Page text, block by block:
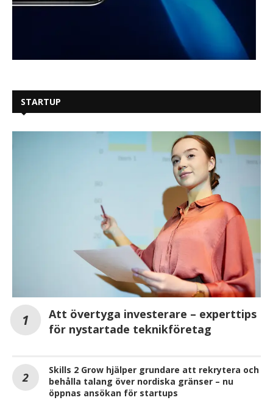
STARTUP
Att övertyga investerare – experttips
för nystartade teknikföretag
Skills 2 Grow hjälper grundare att rekrytera och
behålla talang över nordiska gränser – nu
öppnas ansökan för startups